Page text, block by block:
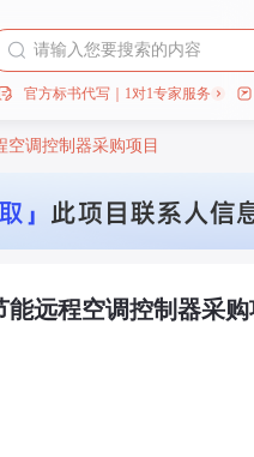
官方标书代写｜1对1专家服务
调控制器采购项目
远程空调控制器采